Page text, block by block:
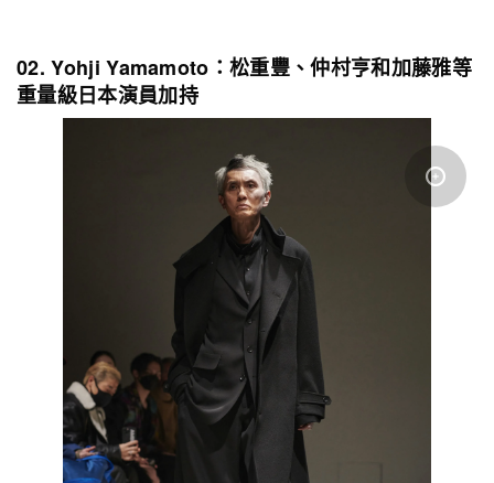
02. Yohji Yamamoto：松重豐、仲村亨和加藤雅等
重量級日本演員加持